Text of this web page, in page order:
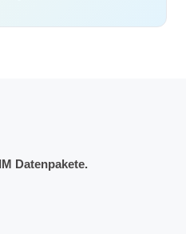
Datenpakete.